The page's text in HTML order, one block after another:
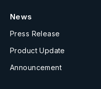
News
Press Release
Product Update
Announcement